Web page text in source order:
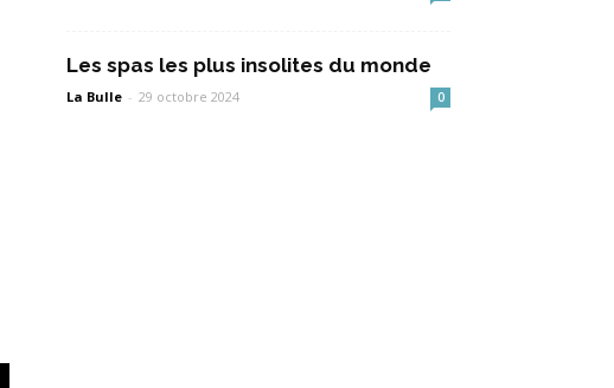
Les spas les plus insolites du monde
La Bulle - 29 octobre 2024 0